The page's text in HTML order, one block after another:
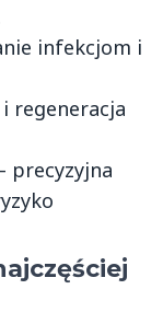
infekcjom i
regeneracja
precyzyjna